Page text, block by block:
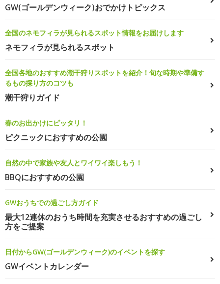
GW(ゴールデンウィーク)おでかけトピックス
全国のネモフィラが見られるスポット情報をお届けします
ネモフィラが見られるスポット
全国各地のおすすめ潮干狩りスポットを紹介！旬な時期や準備す
るもの採り方のコツも
潮干狩りガイド
春のお出かけにピッタリ！
ピクニックにおすすめの公園
自然の中で家族や友人とワイワイ楽しもう！
BBQにおすすめの公園
GWおうちでの過ごし方ガイド
最大12連休のおうち時間を充実させるおすすめの過ごし
方をご提案
日付からGW(ゴールデンウィーク)のイベントを探す
GWイベントカレンダー